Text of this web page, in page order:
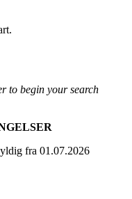
to begin your search
fra 01.07.2026